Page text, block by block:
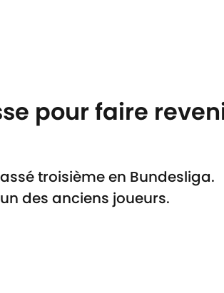
pour faire
troisième en Bundesliga.
des anciens joueurs.